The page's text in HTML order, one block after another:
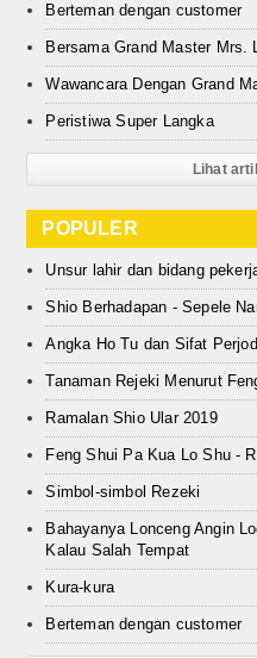
Berteman dengan customer
Bersama Grand Master Mrs.
Wawancara Dengan Grand
Peristiwa Super Langka
Lihat
POPULER
Unsur lahir dan bidang
Shio Berhadapan - Sepele
Angka Ho Tu dan Sifat
Tanaman Rejeki Menurut
Ramalan Shio Ular 2019
Feng Shui Pa Kua Lo Shu -
Simbol-simbol Rezeki
Bahayanya Lonceng Angin
Kalau Salah Tempat
Kura-kura
Berteman dengan customer